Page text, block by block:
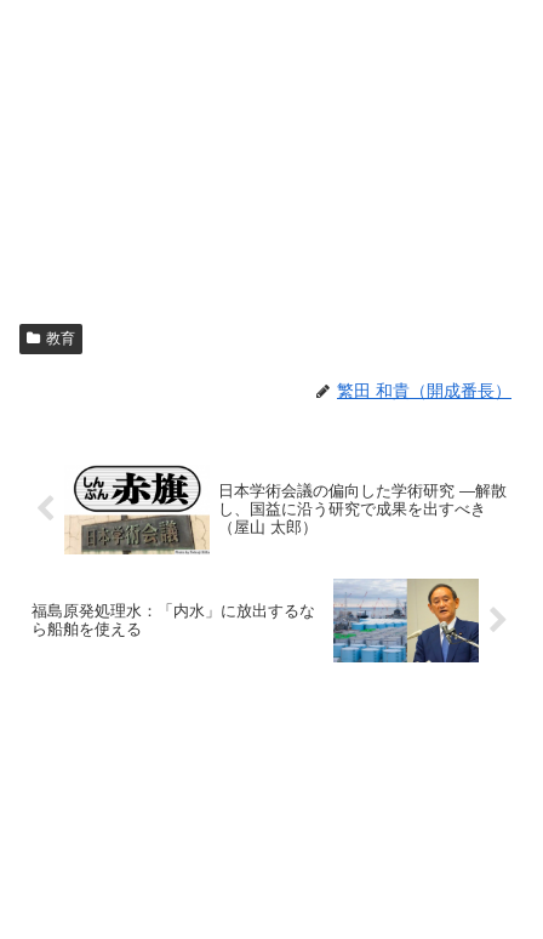
教育
繁田 和貴（開成番長）
日本学術会議の偏向した学術研究 ―解散
し、国益に沿う研究で成果を出すべき
（屋山 太郎）
福島原発処理水：「内水」に放出するな
ら船舶を使える